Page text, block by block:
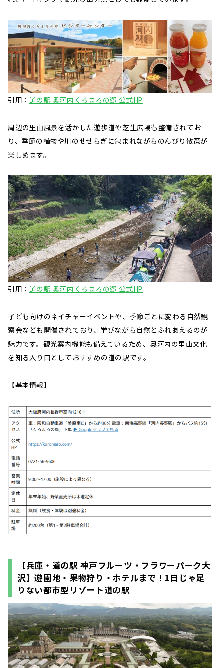
引用： 道の駅 奥河内くろまろの郷 公式HP
周辺の里山風景を活かした遊歩道や芝生広場も整備されてお
り、季節の植物や川のせせらぎに包まれながらのんびり散策が
楽しめます。
引用： 道の駅 奥河内くろまろの郷 公式HP
子ども向けのネイチャーイベントや、季節ごとに変わる自然観
察会なども開催されており、学びながら自然とふれあえるのが
魅力です。観光案内機能も備えているため、奥河内の里山文化
を知る入り口としておすすめの道の駅です。
【基本情報】
【兵庫・道の駅 神戸フルーツ・フラワーパーク大
沢】遊園地・果物狩り・ホテルまで！1日じゃ足
りない都市型リゾート道の駅